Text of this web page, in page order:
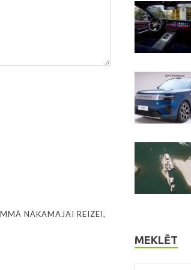
NĀKAMAJAI REIZEI,
MEKLĒT